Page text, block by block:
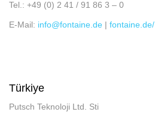
Tel.: +49 (0) 2 41 / 91 86 3 – 0
E-Mail: info@fontaine.de | fontaine.de/
Türkiye
Putsch Teknoloji Ltd. Sti